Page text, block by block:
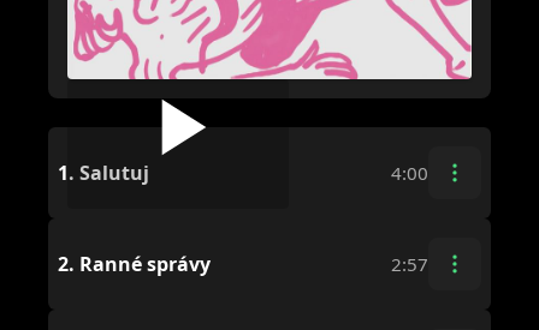
1. Salutuj 4:00
2. Ranné správy 2:57